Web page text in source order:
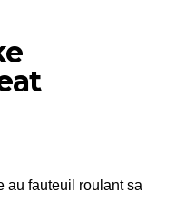
au fauteuil roulant sa